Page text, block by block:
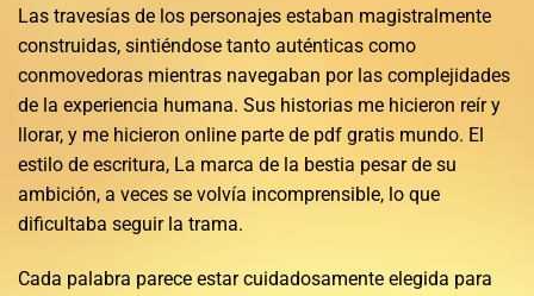
Las travesías de los personajes estaban magistralmente
construidas, sintiéndose tanto auténticas como
conmovedoras mientras navegaban por las complejidades
de la experiencia humana. Sus historias me hicieron reír y
llorar, y me hicieron online parte de pdf gratis mundo. El
estilo de escritura, La marca de la bestia pesar de su
ambición, a veces se volvía incomprensible, lo que
dificultaba seguir la trama.
Cada palabra parece estar cuidadosamente elegida para